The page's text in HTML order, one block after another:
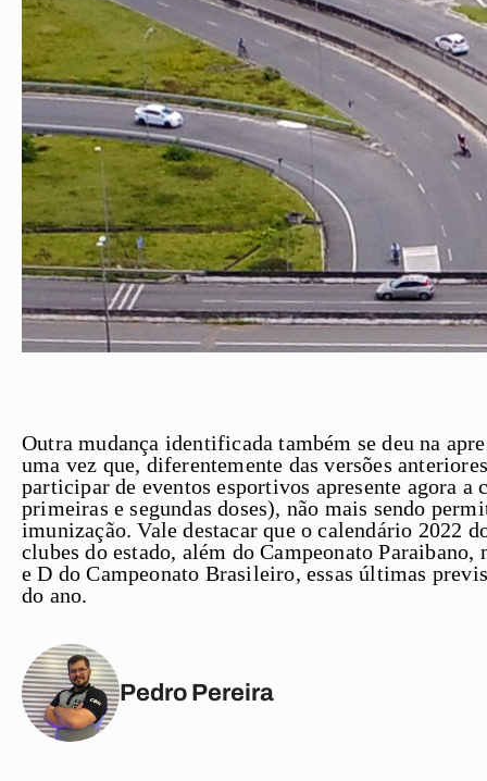
Outra mudança identificada também se deu na
uma vez que, diferentemente das versões
participar de eventos esportivos apresente agora
primeiras e segundas doses), não mais sendo
imunização. Vale destacar que o calendário 2022
clubes do estado, além do Campeonato
e D do Campeonato Brasileiro, essas últimas
do ano.
Pedro Pereira